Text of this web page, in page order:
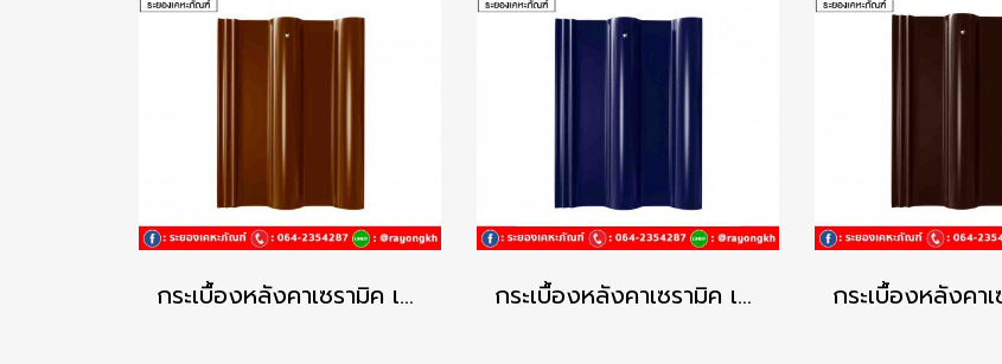
กระเบื้องหลังคาเซรามิค เอสซีจี รุ่นเอ็กซ์เซลล่า คลาสสิค สีคาเนเลียนบราวน์ กระเบื้องหลังคาเซรามิค เอสซีจี รุ่นเอ็กซ์เซลล่า คลาสสิค สีคริสตัล บลู